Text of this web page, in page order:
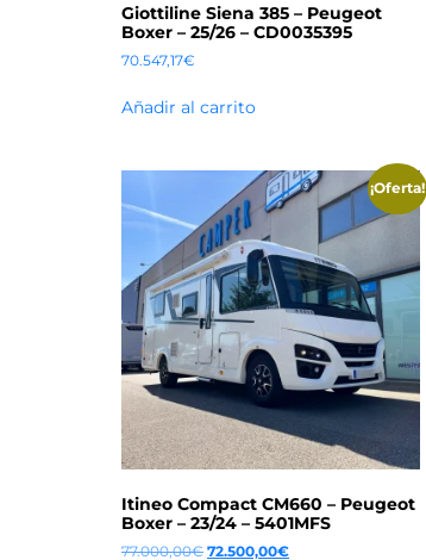
Giottiline Siena 385 – Peugeot
Boxer – 25/26 – CD0035395
70.547,17€
Añadir al carrito
¡Oferta!
Itineo Compact CM660 – Peugeot
Boxer – 23/24 – 5401MFS
77.000,00€ 72.500,00€